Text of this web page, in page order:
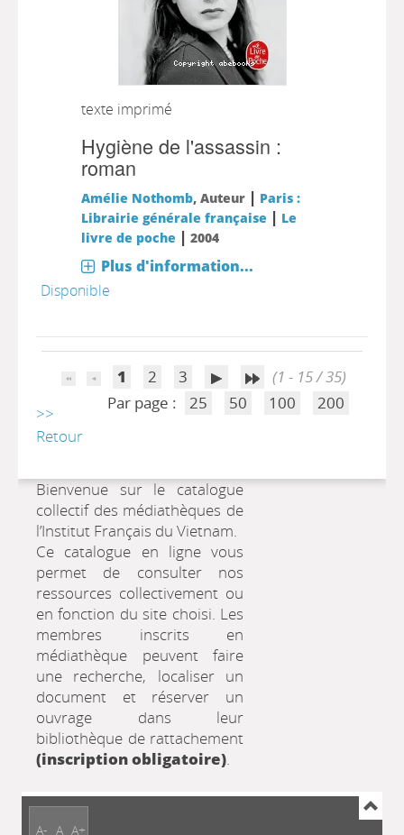
texte imprimé
Hygiène de l'assassin :
roman
Amélie Nothomb, Auteur | Paris :
Librairie générale française | Le
livre de poche | 2004
Plus d'information...
Disponible
1 2 3
(1 - 15 / 35)
Par page :
25 50 100 200
>>
Retour
Bienvenue sur le catalogue
collectif des médiathèques de
l’Institut Français du Vietnam.
Ce catalogue en ligne vous
permet de consulter nos
ressources collectivement ou
en fonction du site choisi. Les
membres inscrits en
médiathèque peuvent faire
une recherche, localiser un
document et réserver un
ouvrage dans leur
bibliothèque de rattachement
(inscription obligatoire).
A- A A+